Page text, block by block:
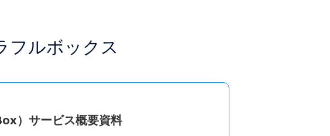
フルボックス
）サービス概要資料